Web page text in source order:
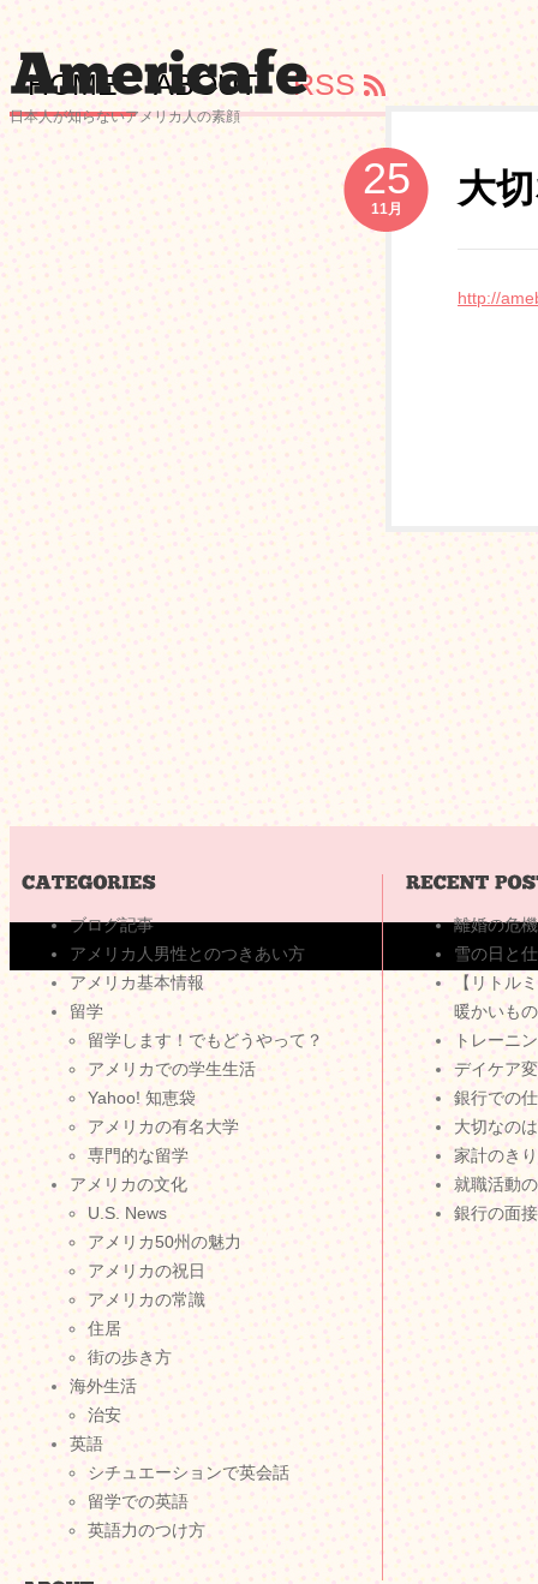
日本人が知らないアメリカ人の素顔
HOME ABOUT RSS
大
25
11月
http://
ブログ記事
アメリカ人男性とのつきあい方
アメリカ基本情報
留学
留学します！でもどうやって？
アメリカでの学生生活
Yahoo! 知恵袋
アメリカの有名大学
専門的な留学
アメリカの文化
U.S. News
アメリカ50州の魅力
アメリカの祝日
アメリカの常識
住居
街の歩き方
海外生活
治安
英語
シチュエーションで英会話
留学での英語
英語力のつけ方
離婚の危
雪の日と
【リトル
暖かいも
トレーニ
デイケア
銀行での
大切なの
家計のき
就職活動
銀行の面接